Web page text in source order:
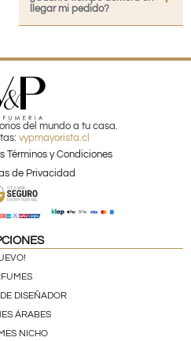
llegar mi pedido?
del mundo a tu casa.
vypmayorista.cl
Términos y Condiciones
de Privacidad
DISEÑADOR
ÁRABES
NICHO